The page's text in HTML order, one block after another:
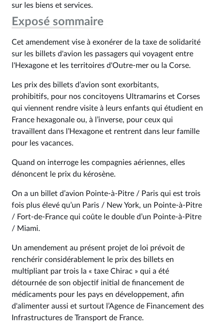
sur les biens et services.
Exposé sommaire
Cet amendement vise à exonérer de la taxe de solidarité
sur les billets d'avion les passagers qui voyagent entre
l'Hexagone et les territoires d'Outre-mer ou la Corse.
Les prix des billets d’avion sont exorbitants,
prohibitifs, pour nos concitoyens Ultramarins et Corses
qui viennent rendre visite à leurs enfants qui étudient en
France hexagonale ou, à l’inverse, pour ceux qui
travaillent dans l’Hexagone et rentrent dans leur famille
pour les vacances.
Quand on interroge les compagnies aériennes, elles
dénoncent le prix du kérosène.
On a un billet d’avion Pointe-à-Pitre / Paris qui est trois
fois plus élevé qu’un Paris / New York, un Pointe-à-Pitre
/ Fort-de-France qui coûte le double d’un Pointe-à-Pitre
/ Miami.
Un amendement au présent projet de loi prévoit de
renchérir considérablement le prix des billets en
multipliant par trois la « taxe Chirac » qui a été
détournée de son objectif initial de financement de
médicaments pour les pays en développement, afin
d'alimenter aussi et surtout l’Agence de Financement des
Infrastructures de Transport de France.